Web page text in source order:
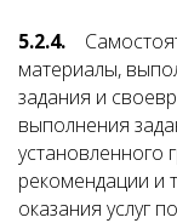
5.2.4.
материалы,
задания и
выполнения
установленного
рекомендации и
оказания услуг